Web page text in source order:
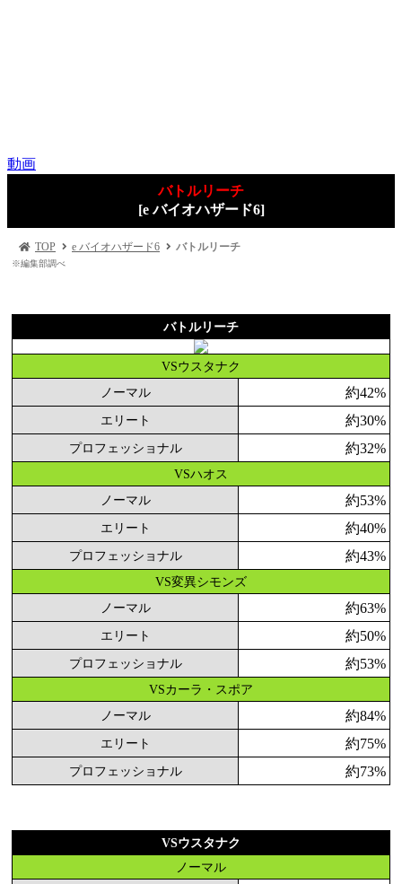
動画
バトルリーチ
[e バイオハザード6]
TOP e バイオハザード6 バトルリーチ
※編集部調べ
バトルリーチ
VSウスタナク
ノーマル
約42%
エリート 約30%
プロフェッショナル 約32%
VSハオス
ノーマル
約53%
エリート 約40%
プロフェッショナル 約43%
VS変異シモンズ
ノーマル
約63%
エリート 約50%
プロフェッショナル 約53%
VSカーラ・スポア
ノーマル
約84%
エリート 約75%
プロフェッショナル 約73%
VSウスタナク
ノーマル